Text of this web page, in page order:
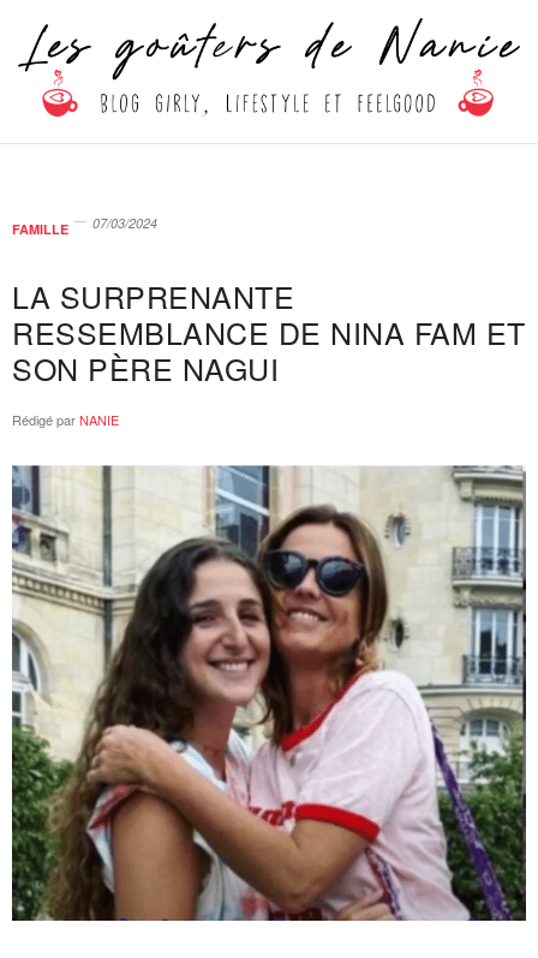
FAMILLE 07/03/2024
LA SURPRENANTE
RESSEMBLANCE DE NINA FAM ET
SON PÈRE NAGUI
Rédigé parNANIE